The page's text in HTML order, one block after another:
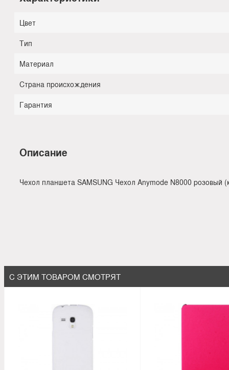
Цвет
Тип
Материал
Страна происхождения
Гарантия
Описание
Чехол планшета SAMSUNG Чехол Anymode N8000 розовый
С ЭТИМ ТОВАРОМ СМОТРЯТ